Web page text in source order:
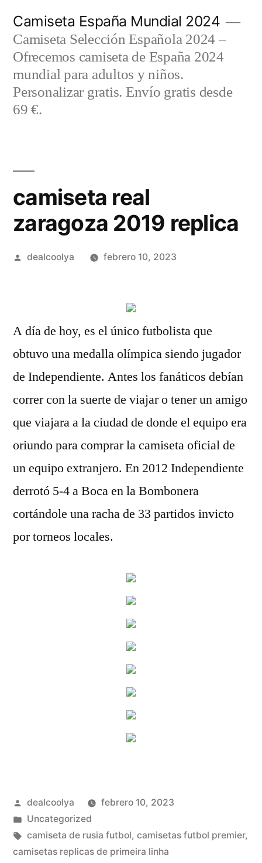
contenido
Camiseta España Mundial 2024
Camiseta Selección Española 2024 –
Ofrecemos camiseta de España 2024
mundial para adultos y niños.
Personalizar gratis. Envío gratis desde
69 €.
camiseta real
zaragoza 2019 replica
Publicado
dealcoolya febrero 10, 2023
A día de hoy, es el único futbolista que
obtuvo una medalla olímpica siendo jugador
de Independiente. Antes los fanáticos debían
correr con la suerte de viajar o tener un amigo
que viajara a la ciudad de donde el equipo era
oriundo para comprar la camiseta oficial de
un equipo extranjero. En 2012 Independiente
derrotó 5-4 a Boca en la Bombonera
cortándole una racha de 33 partidos invicto
por torneos locales.
Publicado
por
dealcoolya
febrero 10, 2023
Publicado
en
Uncategorized
Etiquetas:
camiseta de rusia futbol, camisetas futbol premier,
camisetas replicas de primeira linha